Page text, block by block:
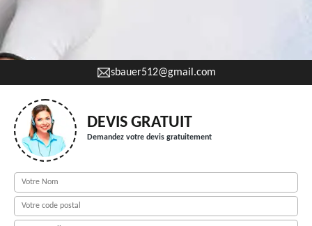
sbauer512@gmail.com
DEVIS GRATUIT
Demandez votre devis gratuitement